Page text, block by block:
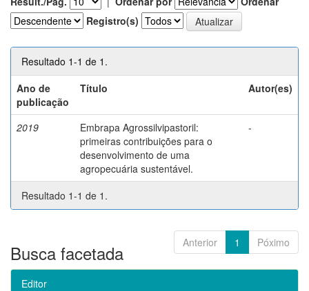
Registro(s)
Resultado 1-1 de 1.
Ano de
publicação
Título Autor(es)
2019
Embrapa Agrossilvipastoril:
primeiras contribuições para o
desenvolvimento de uma
agropecuária sustentável.
-
Resultado 1-1 de 1.
Anterior 1 Póximo
Busca facetada
Editor